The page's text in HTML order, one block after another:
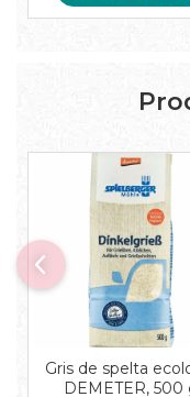
Gris de spelta
DEMETER, 500